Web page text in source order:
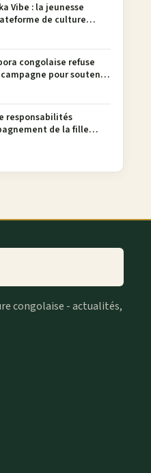
Vibe : la jeunesse
de culture
congolaise refuse
pour soutenir
Bruxelles
responsabilités
de la fille
débat
congolaise - actualités,